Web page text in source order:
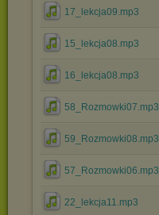
17_lekcja09.mp3
15_lekcja08.mp3
16_lekcja08.mp3
58_Rozmowki07.mp3
59_Rozmowki08.mp3
57_Rozmowki06.mp3
22_lekcja11.mp3